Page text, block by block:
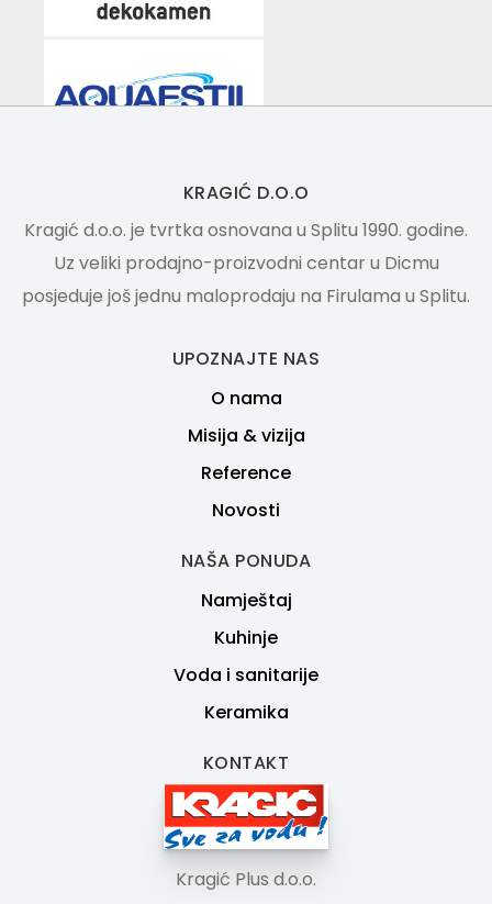
KRAGIĆ D.O.O
Kragić d.o.o. je tvrtka osnovana u Splitu 1990. godine.
Uz veliki prodajno-proizvodni centar u Dicmu
posjeduje još jednu maloprodaju na Firulama u Splitu.
UPOZNAJTE NAS
O nama
Misija & vizija
Reference
Novosti
NAŠA PONUDA
Namještaj
Kuhinje
Voda i sanitarije
Keramika
KONTAKT
Kragić Plus d.o.o.